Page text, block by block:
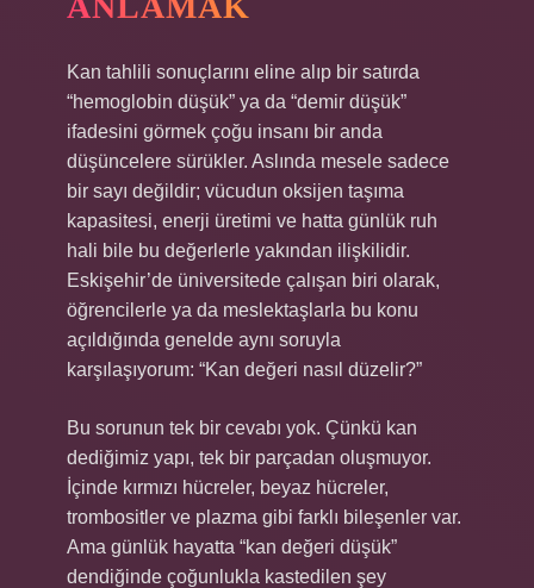
Kan tahlili sonuçlarını eline alıp bir satırda
“hemoglobin düşük” ya da “demir düşük”
ifadesini görmek çoğu insanı bir anda
düşüncelere sürükler. Aslında mesele sadece
bir sayı değildir; vücudun oksijen taşıma
kapasitesi, enerji üretimi ve hatta günlük ruh
hali bile bu değerlerle yakından ilişkilidir.
Eskişehir’de üniversitede çalışan biri olarak,
öğrencilerle ya da meslektaşlarla bu konu
açıldığında genelde aynı soruyla
karşılaşıyorum: “Kan değeri nasıl düzelir?”
Bu sorunun tek bir cevabı yok. Çünkü kan
dediğimiz yapı, tek bir parçadan oluşmuyor.
İçinde kırmızı hücreler, beyaz hücreler,
trombositler ve plazma gibi farklı bileşenler var.
Ama günlük hayatta “kan değeri düşük”
dendiğinde çoğunlukla kastedilen şey